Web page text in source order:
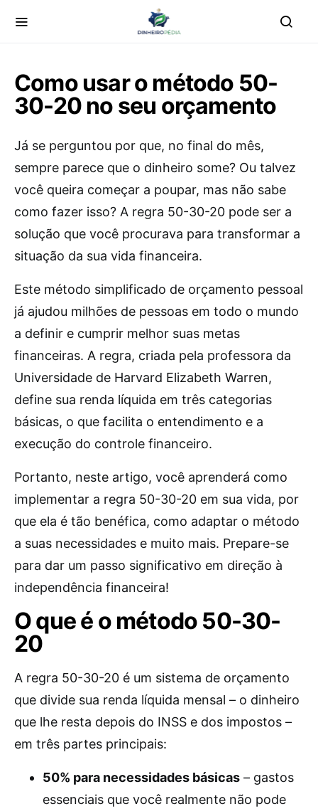
Como usar o método 50-
30-20 no seu orçamento
Já se perguntou por que, no final do mês,
sempre parece que o dinheiro some? Ou talvez
você queira começar a poupar, mas não sabe
como fazer isso? A regra 50-30-20 pode ser a
solução que você procurava para transformar a
situação da sua vida financeira.
Este método simplificado de orçamento pessoal
já ajudou milhões de pessoas em todo o mundo
a definir e cumprir melhor suas metas
financeiras. A regra, criada pela professora da
Universidade de Harvard Elizabeth Warren,
define sua renda líquida em três categorias
básicas, o que facilita o entendimento e a
execução do controle financeiro.
Portanto, neste artigo, você aprenderá como
implementar a regra 50-30-20 em sua vida, por
que ela é tão benéfica, como adaptar o método
a suas necessidades e muito mais. Prepare-se
para dar um passo significativo em direção à
independência financeira!
O que é o método 50-30-
20
A regra 50-30-20 é um sistema de orçamento
que divide sua renda líquida mensal – o dinheiro
que lhe resta depois do INSS e dos impostos –
em três partes principais:
50% para necessidades básicas – gastos
essenciais que você realmente não pode